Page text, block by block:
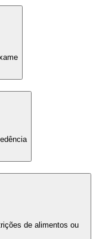
de alimentos ou